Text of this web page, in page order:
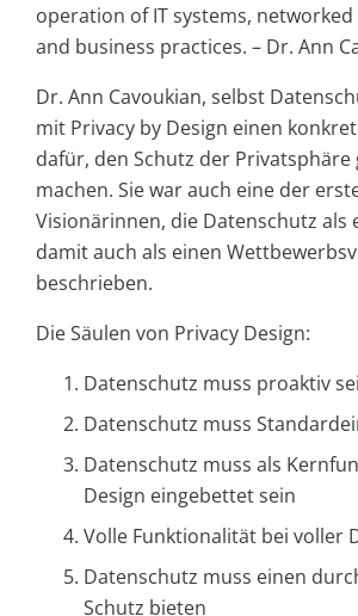
operation of IT systems,
and business practices. – Dr. Ann
Dr. Ann Cavoukian, selbst
mit Privacy by Design einen
dafür, den Schutz der Privatsphäre
machen. Sie war auch eine der
Visionärinnen, die Datenschutz als
damit auch als einen
beschrieben.
Die Säulen von Privacy Design:
Datenschutz muss proaktiv
Datenschutz muss
Datenschutz muss als
Design eingebettet sein
Volle Funktionalität bei voller
Datenschutz muss einen
Schutz bieten